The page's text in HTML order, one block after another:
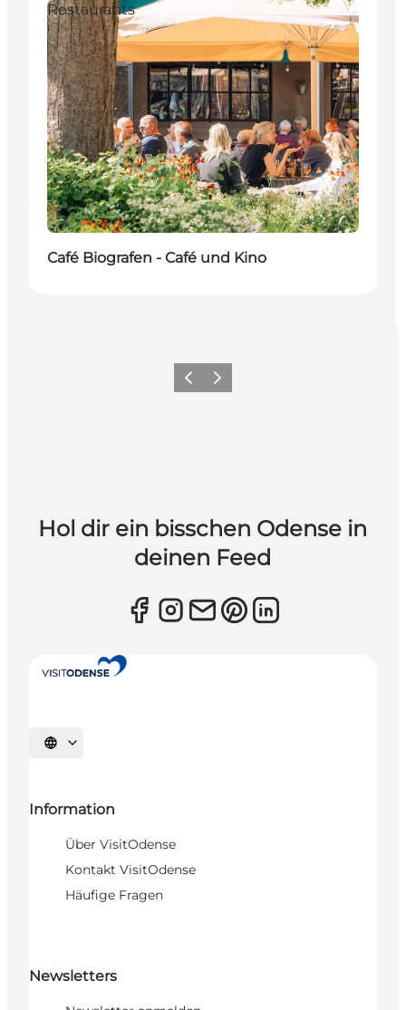
Restaurants
Café Biografen - Café und Kino
ZurückWeiter
Hol dir ein bisschen Odense in
deinen Feed
Sprache auswählen
Information
Über VisitOdense
Kontakt VisitOdense
Häufige Fragen
Newsletters